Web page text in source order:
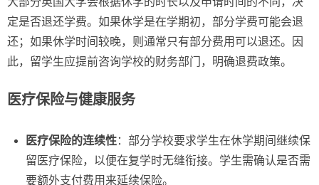
定是否退还学费。如果休学是在学期初，部分学费可能会退
还；如果休学时间较晚，则通常只有部分费用可以退还。因
此，留学生应提前咨询学校的财务部门，明确退费政策。
医疗保险与健康服务
医疗保险的连续性：部分学校要求学生在休学期间继续保
留医疗保险，以便在复学时无缝衔接。学生需确认是否需
要额外支付费用来延续保险。